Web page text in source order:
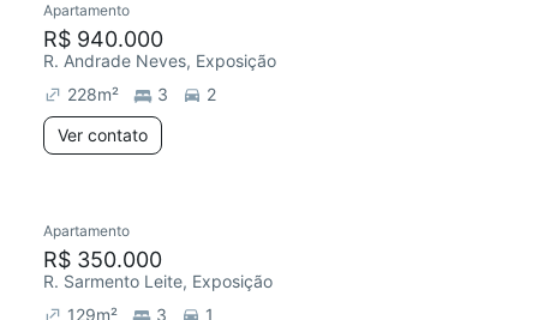
Apartamento
R$ 940.000
R. Andrade Neves, Exposição
228m² 3
2
Ver contato
Apartamento
R$ 350.000
R. Sarmento Leite, Exposição
129m² 3 1